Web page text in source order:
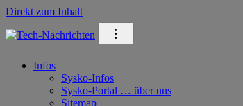
Direkt zum Inhalt
⁝
Infos
Sysko-Infos
Sysko-Portal … über uns
Sitemap